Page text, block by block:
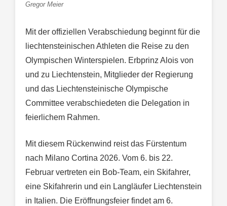
Gregor Meier
Mit der offiziellen Verabschiedung beginnt für die
liechtensteinischen Athleten die Reise zu den
Olympischen Winterspielen. Erbprinz Alois von
und zu Liechtenstein, Mitglieder der Regierung
und das Liechtensteinische Olympische
Committee verabschiedeten die Delegation in
feierlichem Rahmen.
Mit diesem Rückenwind reist das Fürstentum
nach Milano Cortina 2026. Vom 6. bis 22.
Februar vertreten ein Bob-Team, ein Skifahrer,
eine Skifahrerin und ein Langläufer Liechtenstein
in Italien. Die Eröffnungsfeier findet am 6.